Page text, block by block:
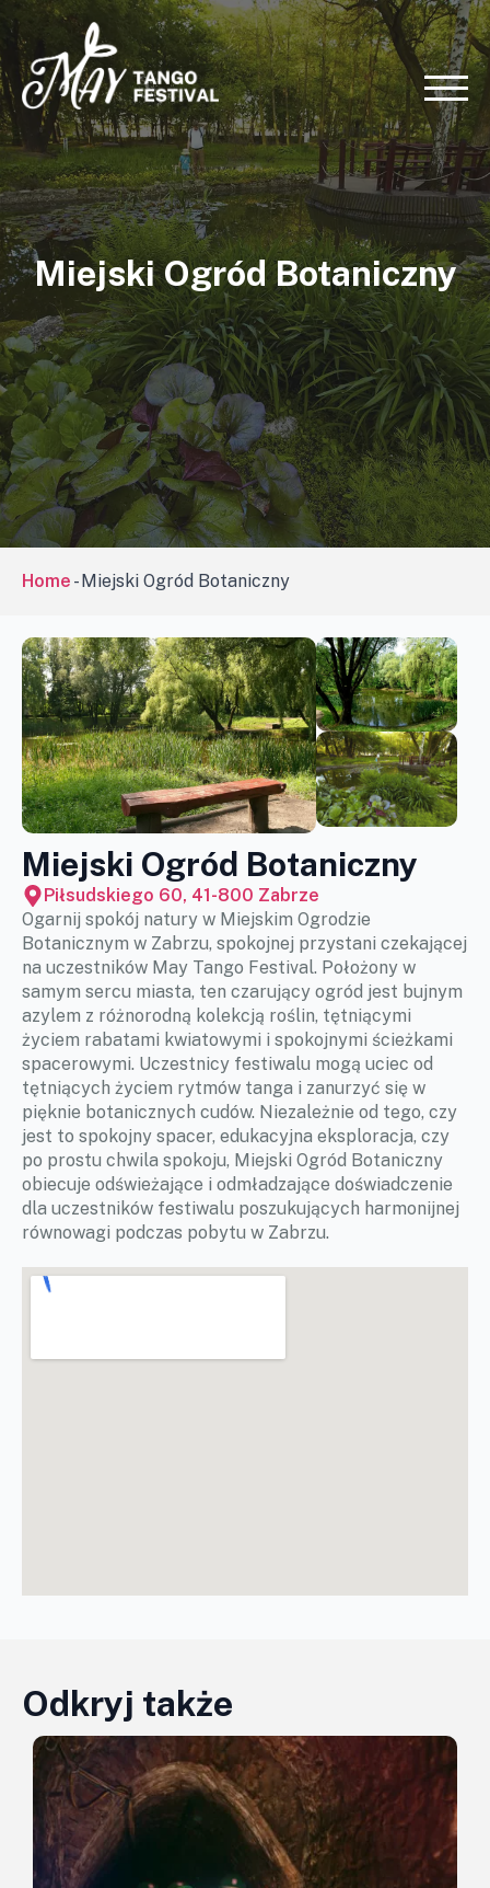
Miejski Ogród Botaniczny
Home -Miejski Ogród Botaniczny
Miejski Ogród Botaniczny
Piłsudskiego 60, 41-800 Zabrze
Ogarnij spokój natury w Miejskim Ogrodzie
Botanicznym w Zabrzu, spokojnej przystani czekającej
na uczestników May Tango Festival. Położony w
samym sercu miasta, ten czarujący ogród jest bujnym
azylem z różnorodną kolekcją roślin, tętniącymi
życiem rabatami kwiatowymi i spokojnymi ścieżkami
spacerowymi. Uczestnicy festiwalu mogą uciec od
tętniących życiem rytmów tanga i zanurzyć się w
pięknie botanicznych cudów. Niezależnie od tego, czy
jest to spokojny spacer, edukacyjna eksploracja, czy
po prostu chwila spokoju, Miejski Ogród Botaniczny
obiecuje odświeżające i odmładzające doświadczenie
dla uczestników festiwalu poszukujących harmonijnej
równowagi podczas pobytu w Zabrzu.
Odkryj także